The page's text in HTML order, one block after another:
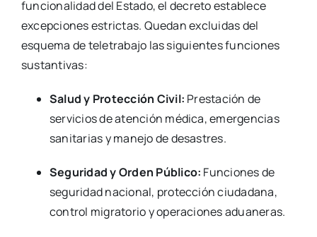
funcionalidad del Estado, el decreto establece
excepciones estrictas. Quedan excluidas del
esquema de teletrabajo las siguientes funciones
sustantivas:
Salud y Protección Civil: Prestación de
servicios de atención médica, emergencias
sanitarias y manejo de desastres.
Seguridad y Orden Público: Funciones de
seguridad nacional, protección ciudadana,
control migratorio y operaciones aduaneras.